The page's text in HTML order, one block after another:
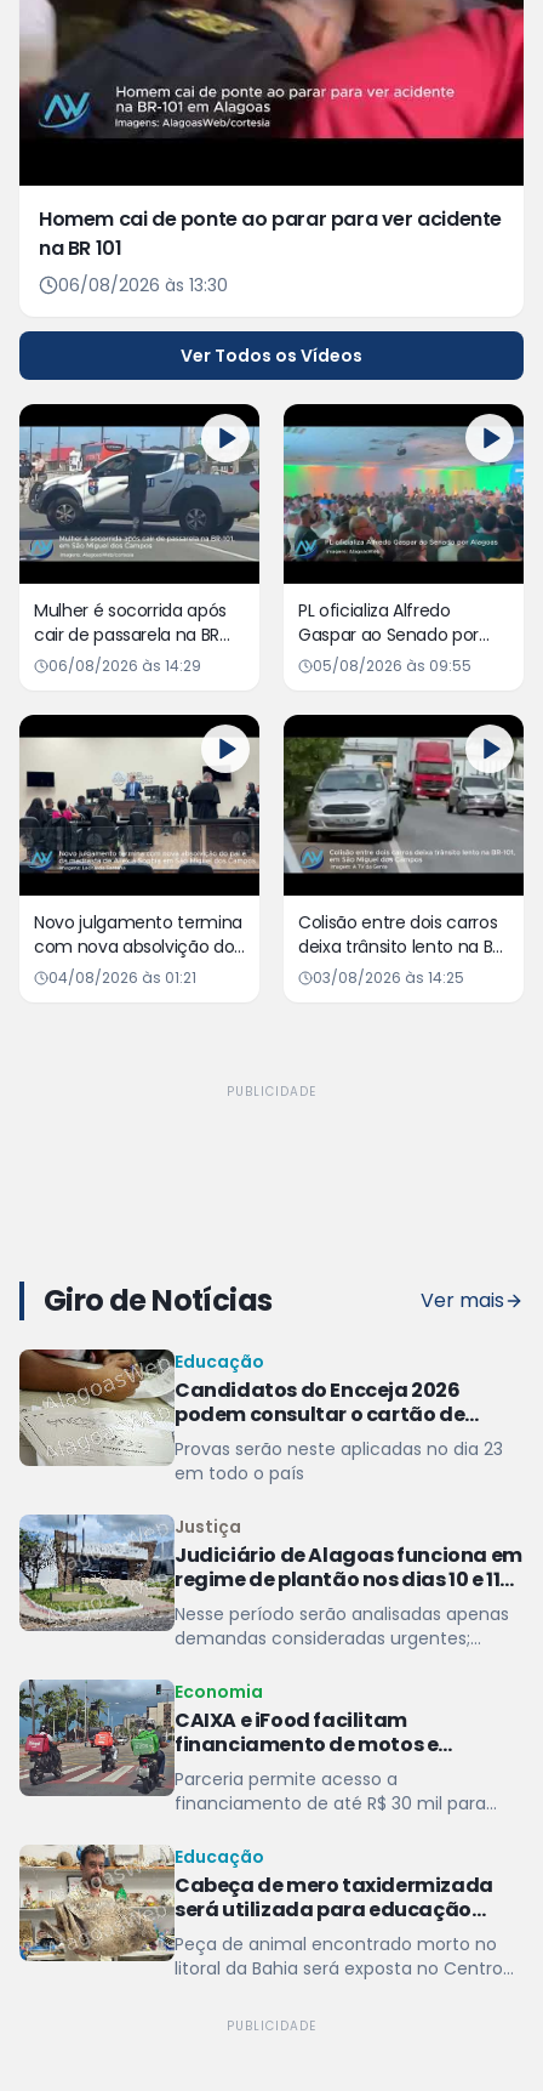
Homem cai de ponte ao parar para ver acidente
na BR 101
06/08/2026 às 13:30
Ver Todos os Vídeos
Mulher é socorrida após
cair de passarela na BR
101, em São Miguel dos
06/08/2026 às 14:29
PL oficializa Alfredo
Gaspar ao Senado por
Alagoas
05/08/2026 às 09:55
Novo julgamento termina
com nova absolvição do
pai e da madrasta de
04/08/2026 às 01:21
Colisão entre dois carros
deixa trânsito lento na BR
101, em São Miguel dos
03/08/2026 às 14:25
PUBLICIDADE
Giro de Notícias Ver mais
Educação
Candidatos do Encceja 2026
podem consultar o cartão de
inscrição
Provas serão neste aplicadas no dia 23
em todo o país
Justiça
Judiciário de Alagoas funciona em
regime de plantão nos dias 10 e 11
de agosto
Nesse período serão analisadas apenas
demandas consideradas urgentes;
retornam na quarta (12)
Economia
CAIXA e iFood facilitam
financiamento de motos e
bicicletas elétricas para
entregadores
Parceria permite acesso a
financiamento de até R$ 30 mil para
Educação
Cabeça de mero taxidermizada
será utilizada para educação
ambiental
Peça de animal encontrado morto no
litoral da Bahia será exposta no Centro
Ufal em Penedo
PUBLICIDADE